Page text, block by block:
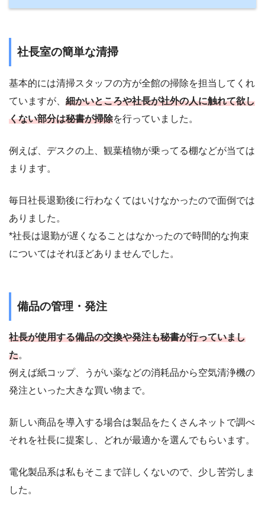
社長室の簡単な清掃
基本的には清掃スタッフの方が全館の掃除を担当してくれ
ていますが、 細かいところや社長が社外の人に触れて欲し
くない部分は秘書が掃除を行っていました。
例えば、デスクの上、観葉植物が乗ってる棚などが当ては
まります。
毎日社長退勤後に行わなくてはいけなかったので面倒では
ありました。
*社長は退勤が遅くなることはなかったので時間的な拘束
についてはそれほどありませんでした。
備品の管理・発注
社長が使用する備品の交換や発注も秘書が行っていまし
た。
例えば紙コップ、うがい薬などの消耗品から空気清浄機の
発注といった大きな買い物まで。
新しい商品を導入する場合は製品をたくさんネットで調べ
それを社長に提案し、どれが最適かを選んでもらいます。
電化製品系は私もそこまで詳しくないので、少し苦労しま
した。